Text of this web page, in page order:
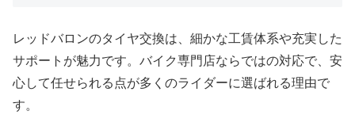
レッドバロンのタイヤ交換は、細かな工賃体系や充実した
サポートが魅力です。バイク専門店ならではの対応で、安
心して任せられる点が多くのライダーに選ばれる理由で
す。